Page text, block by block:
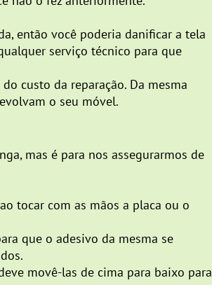
então você poderia danificar a tela
serviço técnico para que
custo da reparação. Da mesma
o seu móvel.
mas é para nos assegurarmos de
tocar com as mãos a placa ou o
que o adesivo da mesma se
movê-las de cima para baixo para